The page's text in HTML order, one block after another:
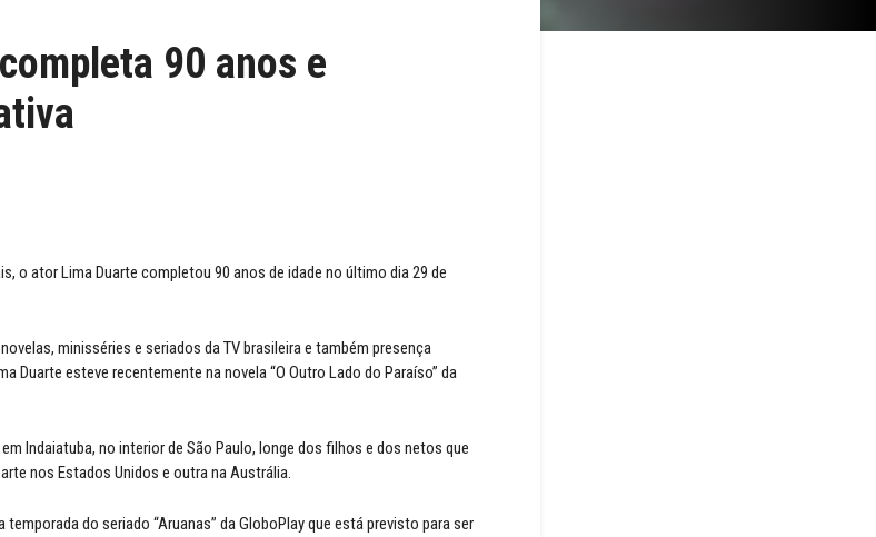
90 anos e
o ator Lima Duarte completou 90 anos de idade no último dia 29 de
minisséries e seriados da TV brasileira e também presença
Duarte esteve recentemente na novela “O Outro Lado do Paraíso” da
Indaiatuba, no interior de São Paulo, longe dos filhos e dos netos que
nos Estados Unidos e outra na Austrália.
temporada do seriado “Aruanas” da GloboPlay que está previsto para ser